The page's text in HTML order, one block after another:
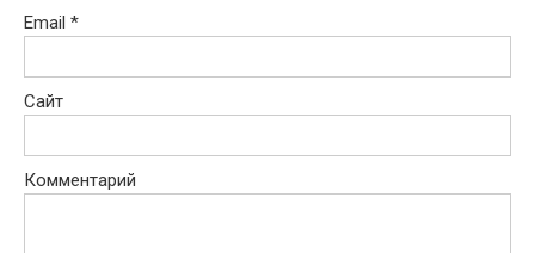
Email *
Сайт
Комментарий